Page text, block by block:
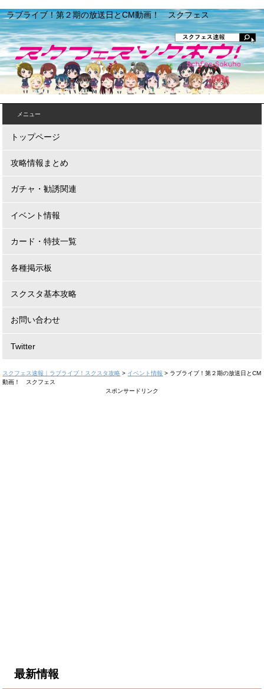
ラブライブ！第２期の放送日とCM動画！ スクフェス
メニュー
トップページ
攻略情報まとめ
ガチャ・勧誘関連
イベント情報
カード・特技一覧
各種掲示板
スクスタ基本攻略
お問い合わせ
Twitter
スクフェス速報｜ラブライブ！スクスタ攻略 > イベント情報 > ラブライブ！第２期の放送日とCM
動画！ スクフェス
スポンサードリンク
最新情報